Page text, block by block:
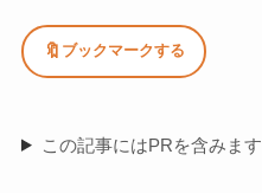
🔖 ブックマークする
この記事にはPRを含みます